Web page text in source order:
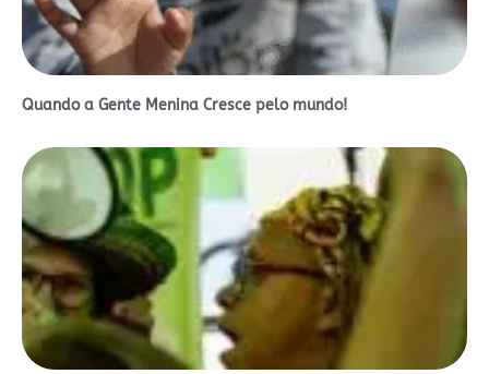
Quando a Gente Menina Cresce pelo mundo!